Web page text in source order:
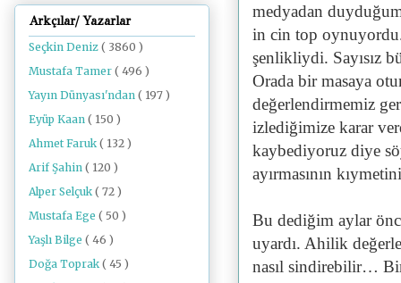
medyadan
in cin top
şenlikliydi. Sayısız
Orada bir masaya
değerlendirmemiz
izlediğimize karar
kaybediyoruz diye
ayırmasının
Bu dediğim aylar
uyardı. Ahilik
nasıl sindirebilir…
Arkçılar/ Yazarlar
Seçkin Deniz ( 3860 )
Mustafa Tamer ( 496 )
Yayın Dünyası'ndan ( 197 )
Eyüp Kaan ( 150 )
Ahmet Faruk ( 132 )
Arif Şahin ( 120 )
Alper Selçuk ( 72 )
Mustafa Ege ( 50 )
Yaşlı Bilge ( 46 )
Doğa Toprak ( 45 )